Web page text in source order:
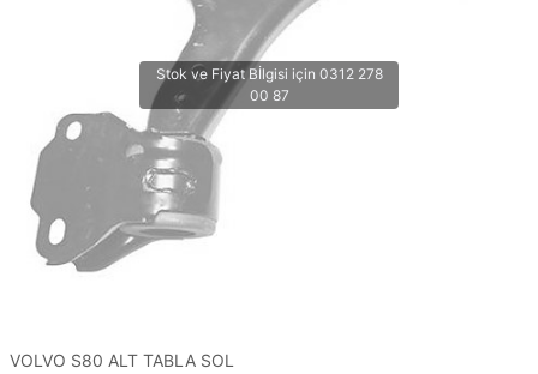
VOLVO S80 ALT TABLA SOL